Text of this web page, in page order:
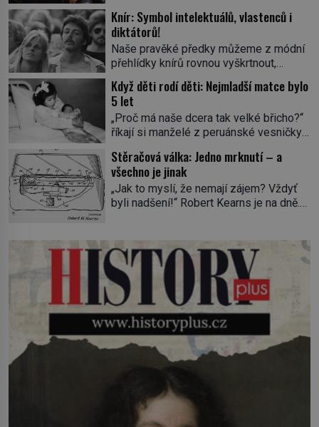
potetované paže. Námořnická kérka je
totiž něco jako uniforma. Tetování jako
takové má velmi hlubokou minulost.
Tetovaný je už pračlověk Ötzi, který
Knír: Symbol intelektuálů, vlastenců i
diktátorů!
Naše pravěké předky můžeme z módní
přehlídky knírů rovnou vyškrtnout,
jedním z nejstarších knírů musíme až do
starověkého Egypta. Najdeme ho na
soše egyptského prince Rahotepa, jenž
žil ve 26. století před naším
letopočtem! Není to ale něco obvyklého,
proto právě obyvatelé ze stínu pyramid
dbají na hygienu a kompletně holí […]
Když děti rodí děti: Nejmladší matce bylo
5 let
„Proč má naše dcera tak velké břicho?“
říkají si manželé z peruánské vesničky
nemocnice. Nemá ale v břiše nádor, jak
se obávali, ale sedmiměsíční plod! Ve
věku 5 let, 7 měsíců a 21 dnů porodí
Lina Medina (*1933) císařským řezem
Stěračová válka: Jedno mrknutí – a
všechno je jinak
„Jak to myslí, že nemají zájem? Vždyť
byli nadšení!“ Robert Kearns je na dně.
fabriky první modely s Kearnsovým
zlepšovákem. Začíná spor, kterému
génius obětuje vše – čas, rodinu i sám
sebe. Američan Robert William Kearns
(1927–2005), který během vlastní
svatby přijde […]